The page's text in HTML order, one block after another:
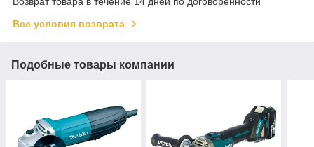
Все условия возврата
Подобные товары компании